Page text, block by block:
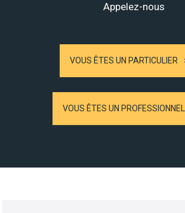
Appelez-nous
VOUS ÊTES UN PARTICULIER
VOUS ÊTES UN PROFESSIONNEL